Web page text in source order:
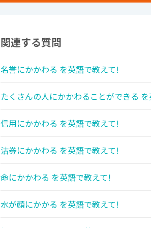
関連する質問
名誉にかかわる を英語で教えて!
たくさんの人にかかわることができる
信用にかかわる を英語で教えて!
沽券にかかわる を英語で教えて!
命にかかわる を英語で教えて!
水が顔にかかる を英語で教えて!